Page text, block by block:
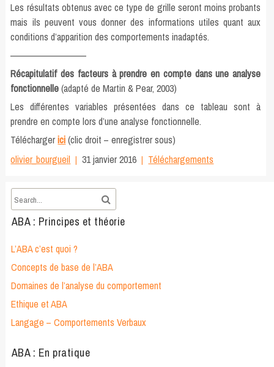
Les résultats obtenus avec ce type de grille seront moins probants
mais ils peuvent vous donner des informations utiles quant aux
conditions d’apparition des comportements inadaptés.
—————————–
Récapitulatif des facteurs à prendre en compte dans une analyse
fonctionnelle(adapté de Martin & Pear, 2003)
Les différentes variables présentées dans ce tableau sont à
prendre en compte lors d’une analyse fonctionnelle.
Téléchargerici(clic droit – enregistrer sous)
olivier_bourgueil
31 janvier 2016 Téléchargements
ABA : Principes et théorie
L’ABA c’est quoi ?
Concepts de base de l’ABA
Domaines de l’analyse du comportement
Ethique et ABA
Langage – Comportements Verbaux
ABA : En pratique